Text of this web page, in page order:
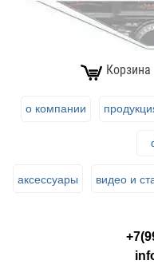
Корзина
о компании
аксессуары видео и